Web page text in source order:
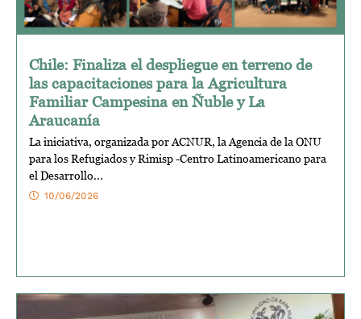
Chile: Finaliza el despliegue en terreno de
las capacitaciones para la Agricultura
Familiar Campesina en Ñuble y La
Araucanía
La iniciativa, organizada por ACNUR, la Agencia de la ONU
para los Refugiados y Rimisp -Centro Latinoamericano para
el Desarrollo...
10/06/2026